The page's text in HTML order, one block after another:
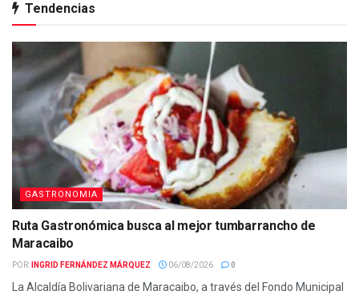
Tendencias
GASTRONOMIA
Ruta Gastronómica busca al mejor tumbarrancho de
Maracaibo
POR: INGRID FERNÁNDEZ MÁRQUEZ 06/08/2026 0
La Alcaldía Bolivariana de Maracaibo, a través del Fondo Municipal